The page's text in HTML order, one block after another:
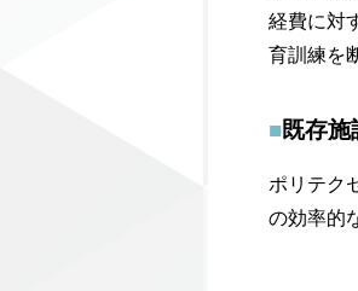
経費に対
育訓練を
■既存施
ポリテク
の効率的